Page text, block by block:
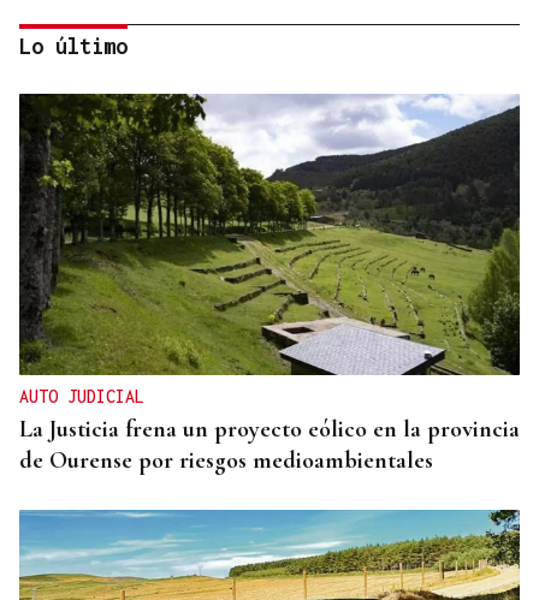
ORÁCULO DAS BURGAS
Horóscopo del día: jueves, 6 de agosto
Lo último
AUTO JUDICIAL
La Justicia frena un proyecto eólico en la provincia
de Ourense por riesgos medioambientales